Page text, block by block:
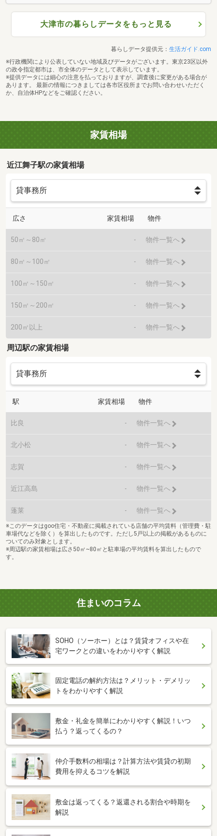
大津市の暮らしデータをもっと見る
暮らしデータ提供元： 生活ガイド.com
※行政機関により公表していない地域及びデータがございます。東京23区以外
の政令指定都市は、市全体のデータとして表示しています。
※提供データには細心の注意を払っておりますが、調査後に変更がある場合が
あります。 最新の情報につきましては各市区役所までお問い合わせいただく
か、自治体HPなどをご確認ください。
家賃相場
近江舞子駅の家賃相場
広さ 家賃相場 物件
50㎡～80㎡ - 物件一覧へ
80㎡～100㎡ - 物件一覧へ
100㎡～150㎡ - 物件一覧へ
150㎡～200㎡ - 物件一覧へ
200㎡以上 - 物件一覧へ
周辺駅の家賃相場
駅 家賃相場 物件
比良 - 物件一覧へ
北小松 - 物件一覧へ
志賀 - 物件一覧へ
近江高島 - 物件一覧へ
蓬莱 - 物件一覧へ
※このデータはgoo住宅・不動産に掲載されている店舗の平均賃料（管理費・駐
車場代などを除く）を算出したものです。ただし5戸以上の掲載があるものに
ついてのみ対象とします。
※周辺駅の家賃相場は広さ50㎡~80㎡と駐車場の平均賃料を算出したもので
す。
住まいのコラム
SOHO（ソーホー）とは？賃貸オフィスや在
宅ワークとの違いをわかりやすく解説
固定電話の解約方法は？メリット・デメリッ
トをわかりやすく解説
敷金・礼金を簡単にわかりやすく解説！いつ
払う？返ってくるの？
仲介手数料の相場は？計算方法や賃貸の初期
費用を抑えるコツを解説
敷金は返ってくる？返還される割合や時期を
解説